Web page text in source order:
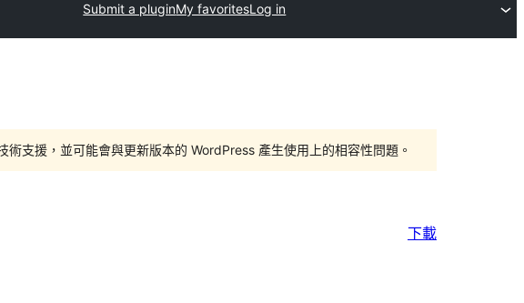
Submit a pluginMy favoritesLog in
術支援，並可能會與更新版本的 WordPress 產生使用上的相容性問題。
下載